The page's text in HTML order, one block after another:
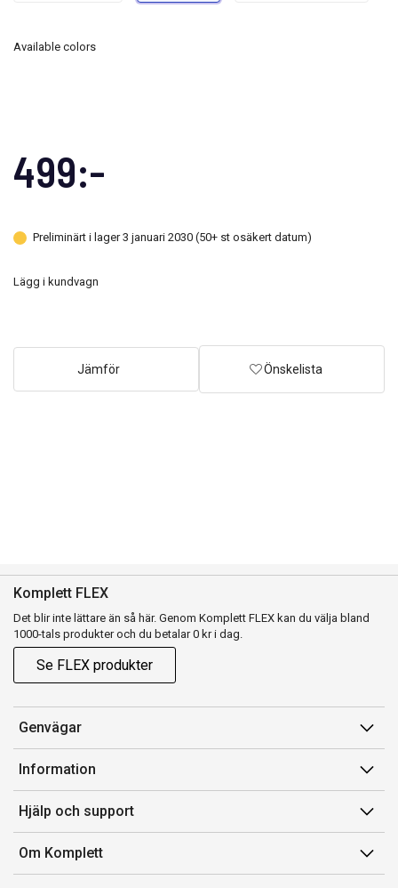
499:-
Available colors
Preliminärt i lager 3 januari 2030 (50+ st osäkert datum)
Lägg i kundvagn
Jämför Önskelista
Komplett FLEX
Det blir inte lättare än så här. Genom Komplett FLEX kan du välja bland
1000-tals produkter och du betalar 0 kr i dag.
Se FLEX produkter
Genvägar
Konto
Orderhistorik
Presentkort
Komplett Club
Information
Försäljningsvillkor
Medlemsvillkor for Komplett Club
Lediga tjänster
Hjälp och support
Kontakta oss
Kundservice
Om Komplett